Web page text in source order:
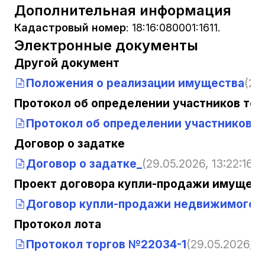
Дополнительная информация
Кадастровый номер: 18:16:080001:1611.
Электронные документы
Другой документ
Положения о реализации имущества
Протокол об определении участников
Протокол об определении участников
Договор о задатке
Договор о задатке_ (29.05.2026, 13:22:16)
Проект договора купли-продажи
Договор купли-продажи недвижимого
Протокол лота
Протокол торгов №22034-1(29.05.2026,